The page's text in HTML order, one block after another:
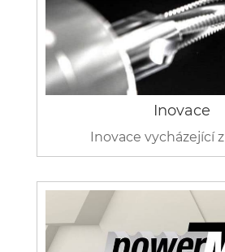
Inovace
Inovace vycházející